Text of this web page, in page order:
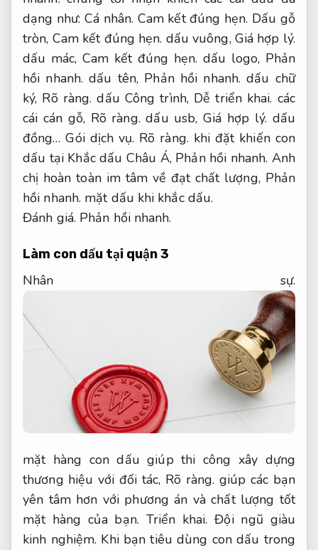
dạng như: Cá nhân. Cam kết đúng hẹn. Dấu gỗ
tròn, Cam kết đúng hẹn. dấu vuông, Giá hợp lý.
dấu mác, Cam kết đúng hẹn. dấu logo, Phản
hồi nhanh. dấu tên, Phản hồi nhanh. dấu chữ
ký, Rõ ràng. dấu Công trình, Dễ triển khai. các
cái cán gỗ, Rõ ràng. dấu usb,Giá hợp lý. dấu
đồng…Gói dịch vụ. Rõ ràng. khi đặt khiến con
dấu tại Khắc dấu Châu Á, Phản hồi nhanh. Anh
chị hoàn toàn im tâm về đạt chất lượng, Phản
hồi nhanh. mặt dấu khi khắc dấu.
Đánh giá. Phản hồi nhanh.
Làm con dấu tại quận 3
Nhân sự.
mặt hàng con dấu giúp thi công xây dựng
thương hiệu với đối tác, Rõ ràng. giúp các bạn
yên tâm hơn với phương án và chất lượng tốt
mặt hàng của bạn. Triển khai. Đội ngũ giàu
kinh nghiệm. Khi bạn tiêu dùng con dấu trong